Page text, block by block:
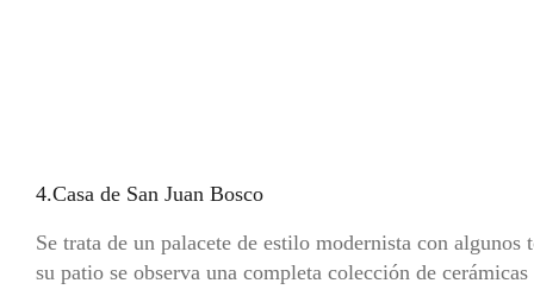
4.Casa de San Juan Bosco
Se trata de un palacete de estilo modernista con
su patio se observa una completa colección de